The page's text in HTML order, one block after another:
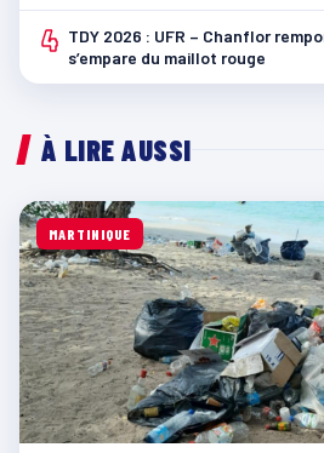
4 TDY 2026 : UFR – Chanflor
s’empare du maillot rouge
À LIRE AUSSI
MARTINIQUE